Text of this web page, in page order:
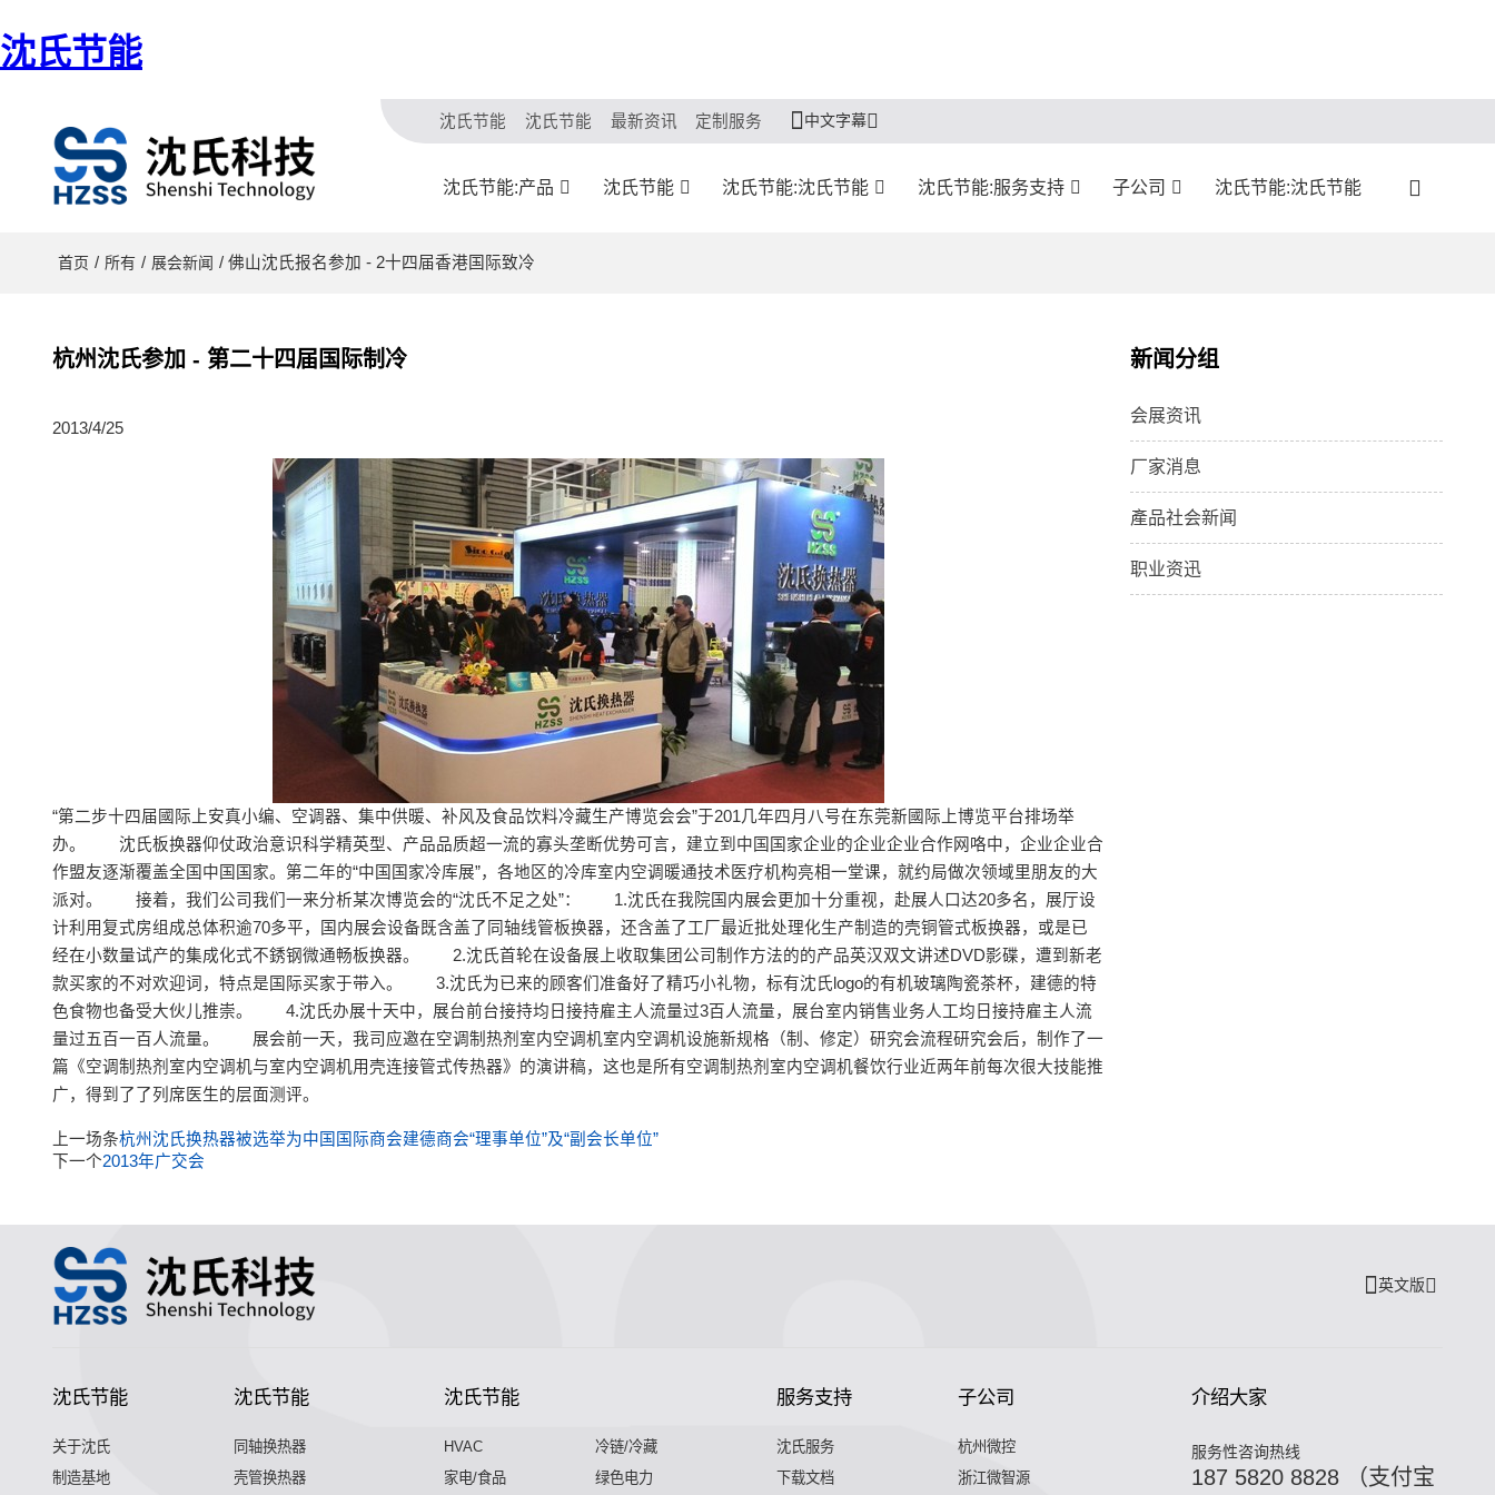
沈氏节能
沈氏节能 沈氏节能 最新资讯 定制服务 中文字幕
沈氏节能:产品 沈氏节能 沈氏节能:沈氏节能 沈氏节能:服务支持 子公司 沈氏节能:沈氏节能
首页 / 所有 / 展会新闻 / 佛山沈氏报名参加 - 2十四届香港国际致冷
杭州沈氏参加 - 第二十四届国际制冷
2013/4/25
“第二步十四届國际上安真小编、空调器、集中供暖、补风及食品饮料冷藏生产博览会会”于201几年四月八号在东莞新國际上博览平台排场举
办。 沈氏板换器仰仗政治意识科学精英型、产品品质超一流的寡头垄断优势可言，建立到中国国家企业的企业企业合作网咯中，企业企业合
作盟友逐渐覆盖全国中国国家。第二年的“中国国家冷库展”，各地区的冷库室内空调暖通技术医疗机构亮相一堂课，就约局做次领域里朋友的大
派对。 接着，我们公司我们一来分析某次博览会的“沈氏不足之处”： 1.沈氏在我院国内展会更加十分重视，赴展人口达20多名，展厅设
计利用复式房组成总体积逾70多平，国内展会设备既含盖了同轴线管板换器，还含盖了工厂最近批处理化生产制造的壳铜管式板换器，或是已
经在小数量试产的集成化式不銹钢微通畅板换器。 2.沈氏首轮在设备展上收取集团公司制作方法的的产品英汉双文讲述DVD影碟，遭到新老
款买家的不对欢迎词，特点是国际买家于带入。 3.沈氏为已来的顾客们准备好了精巧小礼物，标有沈氏logo的有机玻璃陶瓷茶杯，建德的特
色食物也备受大伙儿推崇。 4.沈氏办展十天中，展台前台接持均日接持雇主人流量过3百人流量，展台室内销售业务人工均日接持雇主人流
量过五百一百人流量。 展会前一天，我司应邀在空调制热剂室内空调机室内空调机设施新规格（制、修定）研究会流程研究会后，制作了一
篇《空调制热剂室内空调机与室内空调机用壳连接管式传热器》的演讲稿，这也是所有空调制热剂室内空调机餐饮行业近两年前每次很大技能推
广，得到了了列席医生的层面测评。
上一场条杭州沈氏换热器被选举为中国国际商会建德商会“理事单位”及“副会长单位”
下一个2013年广交会
新闻分组
会展资讯
厂家消息
產品社会新闻
职业资迅
英文版
沈氏节能
关于沈氏
制造基地
沈氏节能
同轴换热器
壳管换热器
沈氏节能
HVAC
冷链/冷藏
家电/食品
绿色电力
服务支持
沈氏服务
下载文档
子公司
杭州微控
浙江微智源
介绍大家
服务性咨询热线
187 5820 8828 （支付宝